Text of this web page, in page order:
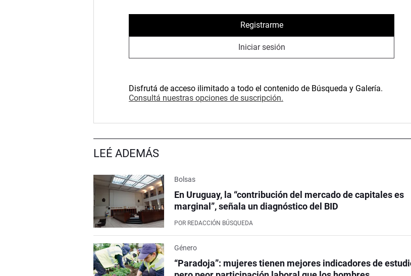
Registrarme
Iniciar sesión
Disfrutá de acceso ilimitado a todo el contenido de Búsqueda y Galería.
Consultá nuestras opciones de suscripción.
LEÉ ADEMÁS
Bolsas
En Uruguay, la “contribución del mercado de capitales es
marginal”, señala un diagnóstico del BID
POR REDACCIÓN BÚSQUEDA
Género
“Paradoja”: mujeres tienen mejores indicadores de